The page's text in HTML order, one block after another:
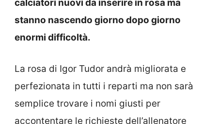
calciatori nuovi da inserire in rosa ma
stanno nascendo giorno dopo giorno
enormi difficoltà.
La rosa di Igor Tudor andrà migliorata e
perfezionata in tutti i reparti ma non sarà
semplice trovare i nomi giusti per
accontentare le richieste dell’allenatore